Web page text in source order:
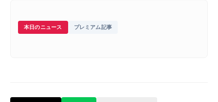
本日のニュース プレミアム記事